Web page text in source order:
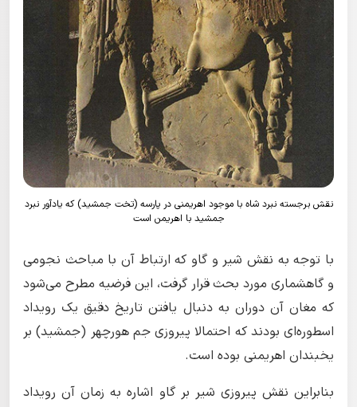
نقش برجسته نبرد شاه با موجود اهریمنی در پارسه (تخت جمشید) که یادآور نبرد
جمشید با اهریمن است
با توجه به نقش شیر و گاو که ارتباط آن با مباحث نجومی
و گاهشماری مورد بحث قرار گرفت، این فرضیه مطرح می‌شود
که مغان آن دوران به دنبال یافتن تاریخ دقیق یک رویداد
اسطوره‌ای بودند که احتمالا پیروزی جم هورچهر (جمشید) بر
یخبندان اهریمنی بوده است.
بنابراین نقش پیروزی شیر بر گاو اشاره به زمان آن رویداد